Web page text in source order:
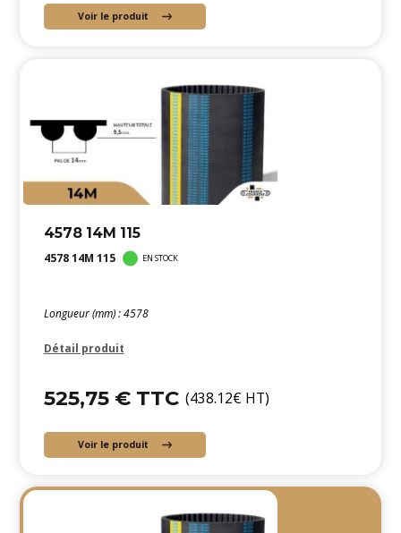
Voir le produit
4578 14M 115
4578 14M 115 EN STOCK
Longueur (mm) : 4578
Détail produit
525,75 € TTC (438.12€ HT)
Voir le produit